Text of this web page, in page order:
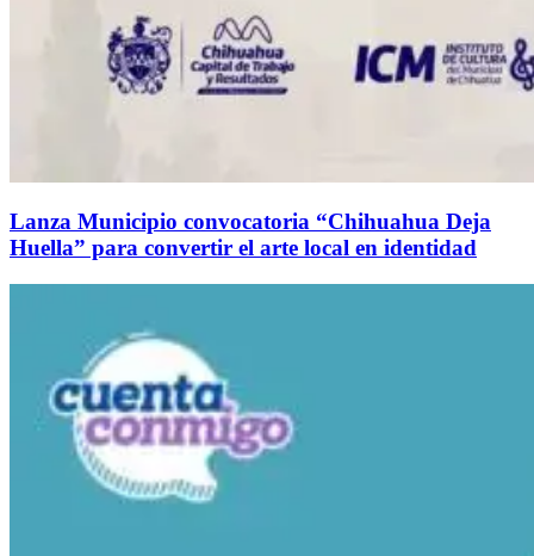
Lanza Municipio convocatoria “Chihuahua Deja
Huella” para convertir el arte local en identidad